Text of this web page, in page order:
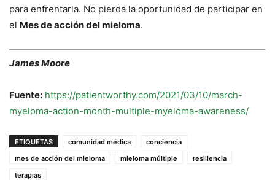
para enfrentarla. No pierda la oportunidad de participar en
el Mes de acción del mieloma.
James Moore
Fuente: https://patientworthy.com/2021/03/10/march-
myeloma-action-month-multiple-myeloma-awareness/
ETIQUETAS comunidad médica
conciencia
mes de acción del mieloma
mieloma múltiple
resiliencia
terapias